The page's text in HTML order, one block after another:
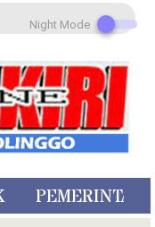
Night Mode